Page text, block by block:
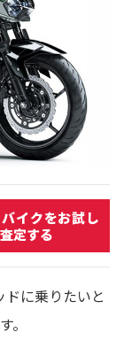
イクをお試し
定する
に乗りたいと
。